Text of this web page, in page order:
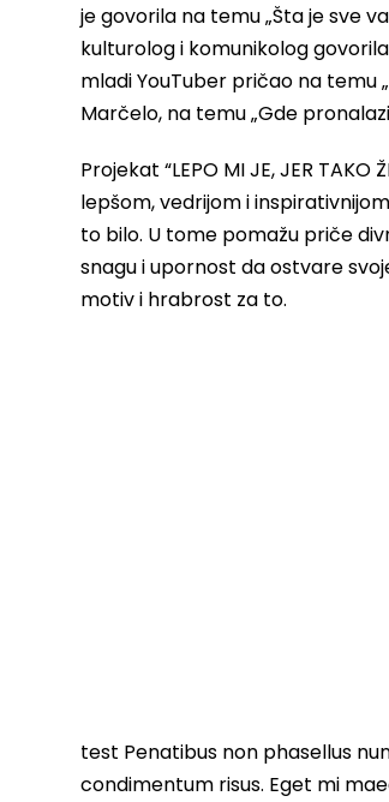
je govorila na temu „Šta je sve
kulturolog i komunikolog
mladi YouTuber pričao na temu
Marčelo, na temu „Gde
Projekat “LEPO MI JE, JER
lepšom, vedrijom i
to bilo. U tome pomažu priče
snagu i upornost da ostvare
motiv i hrabrost za to.
test Penatibus non phasellus
condimentum risus. Eget mi